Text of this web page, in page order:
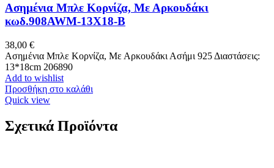
Ασημένια Μπλε Κορνίζα, Με Αρκουδάκι
κωδ.908AWM-13X18-B
38,00 €
Ασημένια Μπλε Κορνίζα, Με Αρκουδάκι Ασήμι 925 Διαστάσεις:
13*18cm 206890
Add to wishlist
Προσθήκη στο καλάθι
Quick view
Σχετικά Προϊόντα